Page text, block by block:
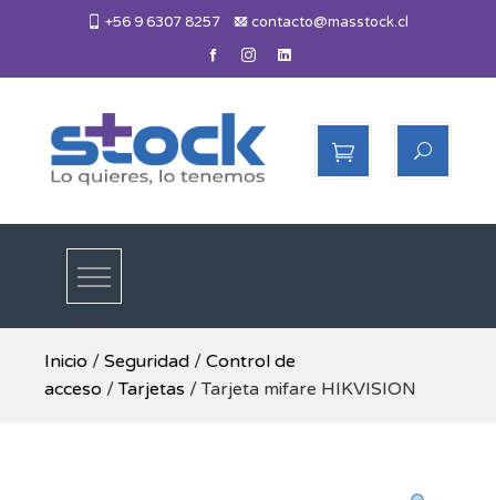
+56 9 6307 8257 contacto@masstock.cl
Más Stock
Inicio / Seguridad / Control de
acceso /Tarjetas / Tarjeta mifare HIKVISION